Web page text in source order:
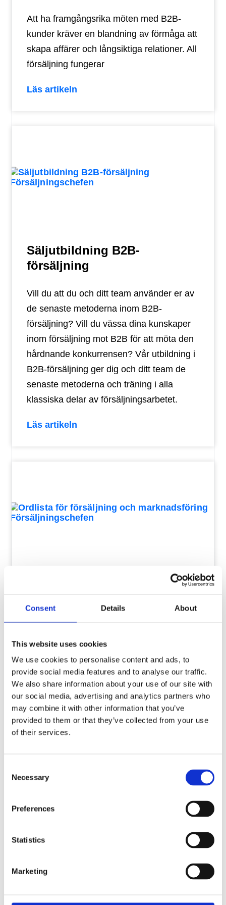
Consent Details About
This website uses cookies
We use cookies to personalise content and ads, to
provide social media features and to analyse our traffic.
We also share information about your use of our site with
our social media, advertising and analytics partners who
may combine it with other information that you’ve
provided to them or that they’ve collected from your use
of their services.
Selection
Necessary
Preferences
Statistics
Marketing
Att ha framgångsrika möten med B2B-
kunder kräver en blandning av förmåga att
skapa affärer och långsiktiga relationer. All
försäljning fungerar
Läs artikeln
Säljutbildning B2B-
försäljning
Vill du att du och ditt team använder er av
de senaste metoderna inom B2B-
försäljning? Vill du vässa dina kunskaper
inom försäljning mot B2B för att möta den
hårdnande konkurrensen? Vår utbildning i
B2B-försäljning ger dig och ditt team de
senaste metoderna och träning i alla
klassiska delar av försäljningsarbetet.
Läs artikeln
Ordlista för försäljning och
begrepp
Försäljning och marknad har precis som
alla områden en mängd ord, begrepp och
termer som är långt ifrån självförklarande.
För
Läs artikeln
Modern säljare: Nycklar till